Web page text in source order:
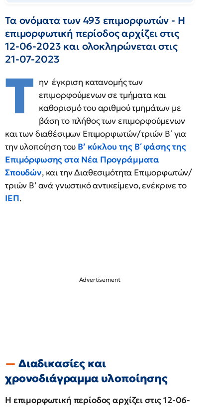
Τα ονόματα των 493 επιμορφωτών - Η
επιμορφωτική περίοδος αρχίζει στις
12-06-2023 και ολοκληρώνεται στις
21-07-2023
Τ ην έγκριση κατανομής των
επιμορφούμενων σε τμήματα και
καθορισμό του αριθμού τμημάτων με
βάση το πλήθος των επιμορφούμενων
και των διαθέσιμων Επιμορφωτών/τριών Β΄ για
την υλοποίηση του Β’ κύκλου της Β΄ φάσης της
Επιμόρφωσης στα Νέα Προγράμματα
Σπουδών, και την Διαθεσιμότητα Επιμορφωτών/
τριών Β’ ανά γνωστικό αντικείμενο, ενέκρινε το
ΙΕΠ.
Διαδικασίες και
χρονοδιάγραμμα υλοποίησης
Η επιμορφωτική περίοδος αρχίζει στις 12-06-